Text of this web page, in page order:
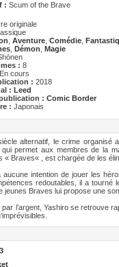
: Scum of the Brave
originale
Aventure Comédie
Démon Magie
: 8
En cours
: 2018
: Leed
: Comic Border
: Japonais
alternatif, le crime organisé
qui permet aux membres de la
« Braves« , est chargée de les
aucune intention de jouer les
redoutables, il a tourné
jeunes Braves lui propose une
par l’argent, Yashiro se retrouve